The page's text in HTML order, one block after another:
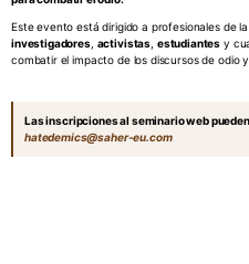
Este evento está dirigido a profesionales de la
investigadores, activistas estudiantes y
combatir el impacto de los discursos de odio
Las inscripciones al seminario web
hatedemics@saher-eu.com